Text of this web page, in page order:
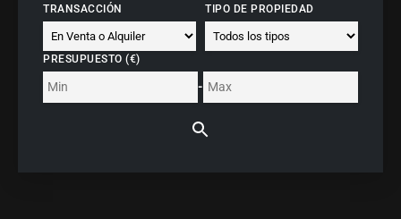
TRANSACCIÓN TIPO DE PROPIEDAD
PRESUPUESTO (€)
-